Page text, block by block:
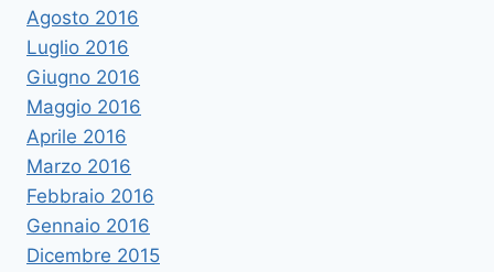
Agosto 2016
Luglio 2016
Giugno 2016
Maggio 2016
Aprile 2016
Marzo 2016
Febbraio 2016
Gennaio 2016
Dicembre 2015